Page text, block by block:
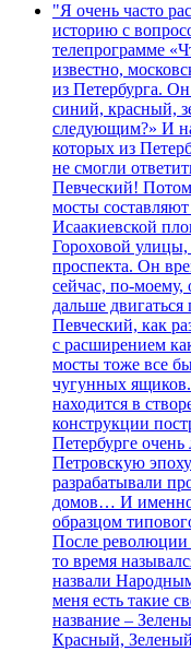
"Я очень часто
историю с
телепрограмме
известно,
из Петербурга.
синий, красный,
следующим?» И
которых из
не смогли
Певческий!
мосты
Исаакиевской
Гороховой улицы,
проспекта. Он
сейчас, по-моему,
дальше
Певческий, как
с расширением
мосты тоже все
чугунных
находится в
конструкции
Петербурге
Петровскую
разрабатывали
домов… И именно
образцом
После революции
то время
назвали
меня есть такие
название –
Красный,